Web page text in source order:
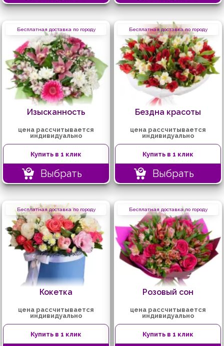
Бесплатная доставка по городу
Изысканность
цена рассчитывается
индивидуально
Купить в 1 клик
Выбрать
Бесплатная доставка по городу
Бездна красоты
цена рассчитывается
индивидуально
Купить в 1 клик
Выбрать
Бесплатная доставка по городу
Кокетка
цена рассчитывается
индивидуально
Купить в 1 клик
Бесплатная доставка по городу
Розовый сон
цена рассчитывается
индивидуально
Купить в 1 клик